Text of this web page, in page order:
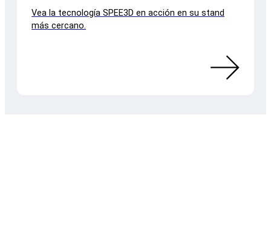
Vea la tecnología SPEE3D en acción en su stand
más cercano.